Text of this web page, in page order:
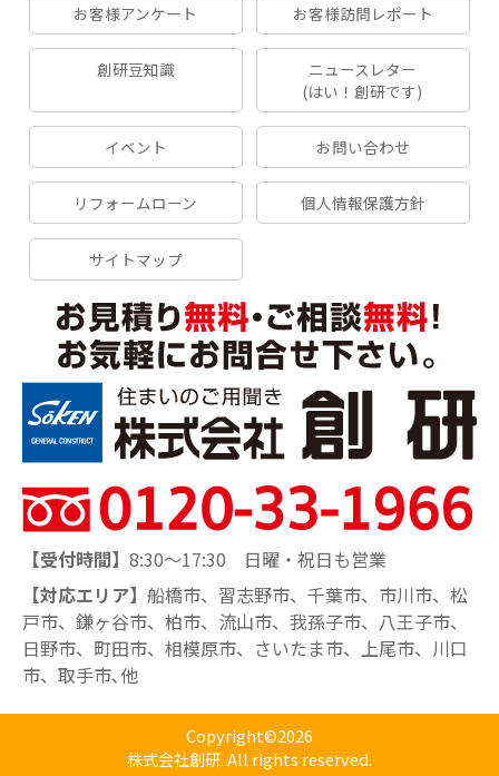
お客様アンケート お客様訪問レポート
創研豆知識
ニュースレター
(はい！創研です)
イベント お問い合わせ
リフォームローン 個人情報保護方針
サイトマップ
【受付時間】 8:30～17:30 日曜・祝日も営業
【対応エリア】 船橋市、習志野市、千葉市、市川市、松
戸市、鎌ヶ谷市、柏市、流山市、我孫子市、八王子市、
日野市、町田市、相模原市、さいたま市、上尾市、川口
市、取手市､他
Copyright©2026
株式会社創研. All rights reserved.